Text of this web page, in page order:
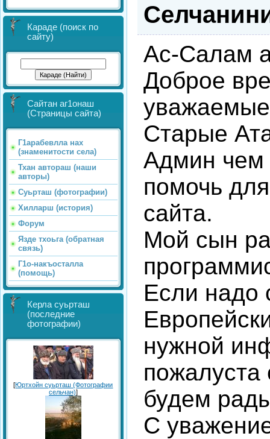
Караде (поиск по
сайту)
Сайтан аг1онаш
(Страницы сайта)
Г1арабевлла нах
(знаменитости села)
Тхан автораш (наши
авторы)
Суьрташ (фотографии)
Хилларш (история)
Форум
Язде тхоьга (обратная
связь)
Г1о-накъосталла
(помощь)
Керла суьрташ
(последние
фотографии)
[Юртхойн суьрташ (Фотографии
сельчан)]
Ас-Салам
Доброе
Старые
Админ чем
помочь
сайта.
Мой сын
Если надо
нужной
пожалуста
будем
С